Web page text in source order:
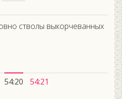
стволы выкорчеванных
54:20 54:21